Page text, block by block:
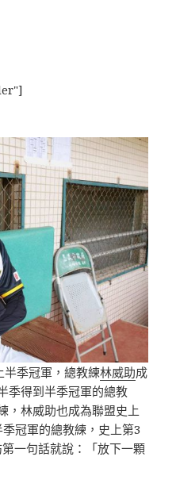
半季冠軍，總教練林威助成
季得到半季冠軍的總教
，林威助也成為聯盟史上
冠軍的總教練，史上第3
一句話就說：「放下一顆